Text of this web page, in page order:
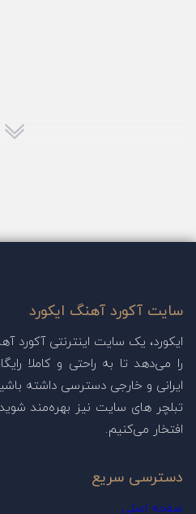
سایت آکورد آهنگ ایکورد
ایکورد، یک سایت اینترنتی آکورد
را می‌دهد تا به راحتی و کاملا
ایرانی و خارجی دسترسی داشته
تبلچر های سایت نیز بهره‌مند
افتخار می‌کنیم.
دسترسی سریع
صفحه اصلی